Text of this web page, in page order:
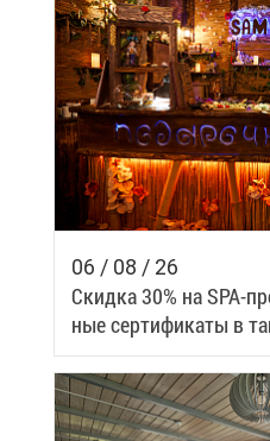
06 / 08 / 26
Скид­ка 30% на SPA-
ные сер­ти­фи­ка­ты в
Samui